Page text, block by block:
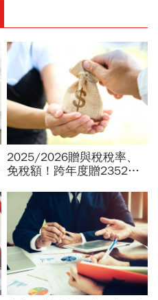
2025/2026贈與稅稅率、
免稅額！跨年度贈2352萬0
式、申報流程攻略